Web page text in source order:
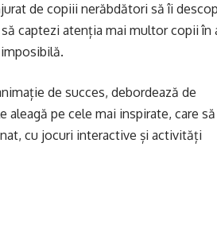
de copiii nerăbdători să îi
captezi atenția mai multor copii în
de succes, debordează de
pe cele mai inspirate, care să
cu jocuri interactive și activități